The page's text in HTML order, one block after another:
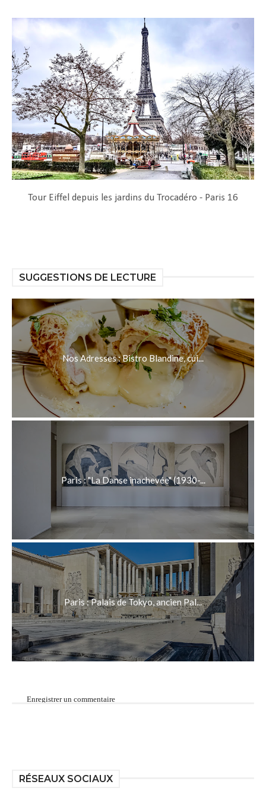
Tour Eiffel depuis les jardins du Trocadéro - Paris 16
SUGGESTIONS DE LECTURE
Nos Adresses : Bistro Blandine, cui...
Paris : "La Danse inachevée" (1930-...
Paris : Palais de Tokyo, ancien Pal...
Enregistrer un commentaire
RÉSEAUX SOCIAUX